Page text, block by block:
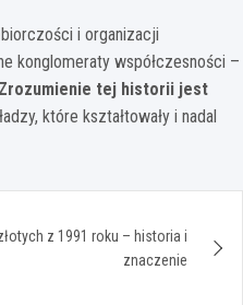
i organizacji
konglomeraty współczesności –
Zrozumienie tej historii jest
które kształtowały i nadal
z 1991 roku – historia i
znaczenie